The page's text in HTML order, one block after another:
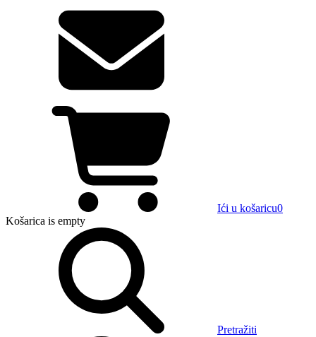
Ići u košaricu0
Košarica is empty
Pretražiti